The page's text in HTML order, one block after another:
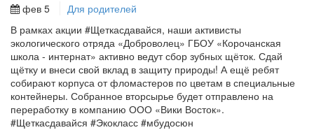
фев 5
Для родителей
В рамках акции #Щеткасдавайся, наши активисты
экологического отряда «Доброволец» ГБОУ «Корочанская
школа - интернат» активно ведут сбор зубных щёток. Сдай
щётку и внеси свой вклад в защиту природы! А ещё ребят
собирают корпуса от фломастеров по цветам в специальные
контейнеры. Собранное вторсырье будет отправлено на
переработку в компанию ООО «Вики Восток».
#Щеткасдавайся #Экокласс #мбудосюн